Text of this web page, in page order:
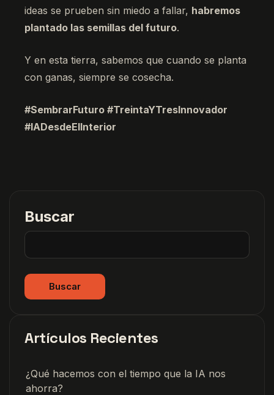
ideas se prueben sin miedo a fallar, habremos
plantado las semillas del futuro.
Y en esta tierra, sabemos que cuando se planta
con ganas, siempre se cosecha.
#SembrarFuturo #TreintaYTresInnovador
#IADesdeElInterior
Buscar
Buscar
Artículos Recientes
¿Qué hacemos con el tiempo que la IA nos
ahorra?